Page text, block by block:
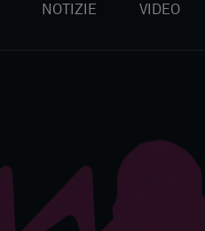
NOTIZIE VIDEO